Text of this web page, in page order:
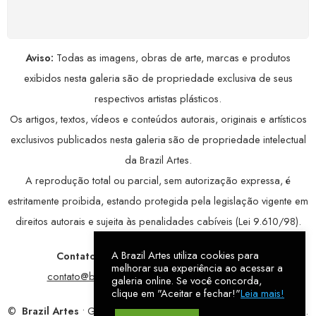
Aviso: Todas as imagens, obras de arte, marcas e produtos
exibidos nesta galeria são de propriedade exclusiva de seus
respectivos artistas plásticos.
Os artigos, textos, vídeos e conteúdos autorais, originais e artísticos
exclusivos publicados nesta galeria são de propriedade intelectual
da Brazil Artes.
A reprodução total ou parcial, sem autorização expressa, é
estritamente proibida, estando protegida pela legislação vigente em
direitos autorais e sujeita às penalidades cabíveis (Lei 9.610/98).
Contatos: WhatsApp:79 9998-1221/ E-mail:
contato@brazilartes.com/ Instagram:@brazilartes
© Brazil Artes • Galeria Online.9 anosde história (2017 – 2026).
A Brazil Artes utiliza cookies para
melhorar sua experiência ao acessar a
galeria online. Se você concorda,
clique em "Aceitar e fechar!"Leia mais!